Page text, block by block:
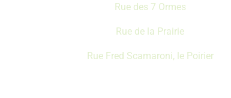
Rue des 7 Ormes
Rue de la Prairie
Rue Fred Scamaroni, le Poirier